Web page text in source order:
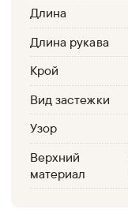
Длина
Длина рукава
Крой
Вид застежки
Узор
Верхний
материал